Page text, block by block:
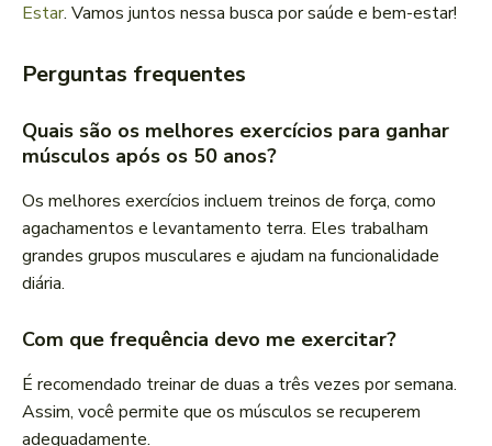
Estar. Vamos juntos nessa busca por saúde e bem-estar!
Perguntas frequentes
Quais são os melhores exercícios para ganhar
músculos após os 50 anos?
Os melhores exercícios incluem treinos de força, como
agachamentos e levantamento terra. Eles trabalham
grandes grupos musculares e ajudam na funcionalidade
diária.
Com que frequência devo me exercitar?
É recomendado treinar de duas a três vezes por semana.
Assim, você permite que os músculos se recuperem
adequadamente.